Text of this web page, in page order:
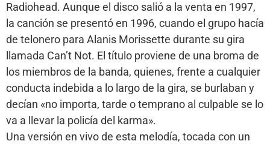
Radiohead. Aunque el disco salió a la venta en 1997,
la canción se presentó en 1996, cuando el grupo hacía
de telonero para Alanis Morissette durante su gira
llamada Can’t Not. El título proviene de una broma de
los miembros de la banda, quienes, frente a cualquier
conducta indebida a lo largo de la gira, se burlaban y
decían «no importa, tarde o temprano al culpable se lo
va a llevar la policía del karma».
Una versión en vivo de esta melodía, tocada con un